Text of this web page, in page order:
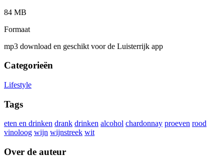
84 MB
Formaat
mp3 download en geschikt voor de Luisterrijk app
Categorieën
Lifestyle
Tags
eten en drinken drank drinken alcohol chardonnay proeven rood
vinoloog wijn wijnstreek wit
Over de auteur